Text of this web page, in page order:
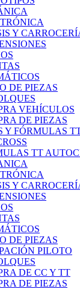
Y
DE PIEZAS
VEHÍCULOS
DE PIEZAS
Y FÓRMULAS
TT
Y
DE PIEZAS
PILOTO
DE CC Y TT
DE PIEZAS